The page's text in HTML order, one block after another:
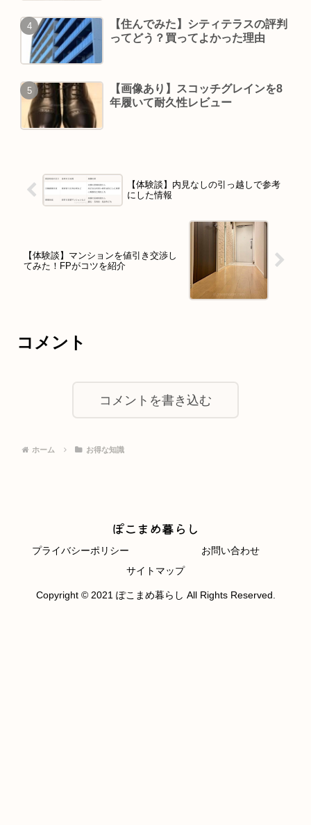
【住んでみた】シティテラスの評判
ってどう？買ってよかった理由
【画像あり】スコッチグレインを8
年履いて耐久性レビュー
【体験談】内見なしの引っ越しで参考
にした情報
【体験談】マンションを値引き交渉し
てみた！FPがコツを紹介
コメント
コメントを書き込む
ホーム お得な知識
ぽこまめ暮らし
プライバシーポリシー
お問い合わせ
サイトマップ
Copyright © 2021 ぽこまめ暮らし All Rights Reserved.